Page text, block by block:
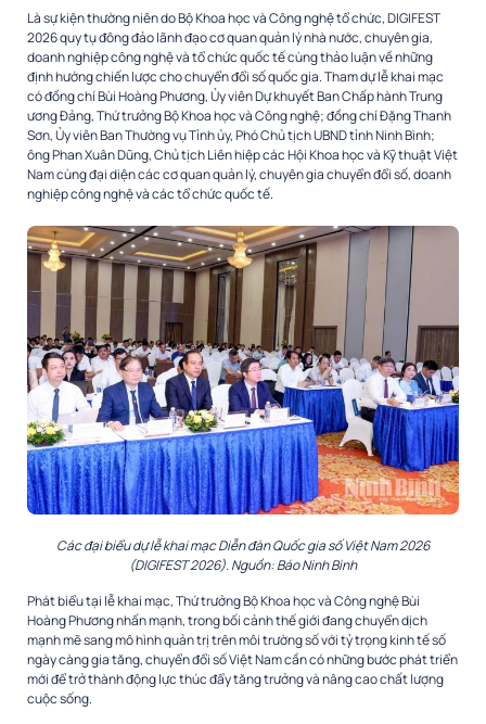
Là sự kiện thường niên do Bộ Khoa học và Công nghệ tổ chức, DIGIFEST
2026 quy tụ đông đảo lãnh đạo cơ quan quản lý nhà nước, chuyên gia,
doanh nghiệp công nghệ và tổ chức quốc tế cùng thảo luận về những
định hướng chiến lược cho chuyển đổi số quốc gia. Tham dự lễ khai mạc
có đồng chí Bùi Hoàng Phương, Ủy viên Dự khuyết Ban Chấp hành Trung
ương Đảng, Thứ trưởng Bộ Khoa học và Công nghệ; đồng chí Đặng Thanh
Sơn, Ủy viên Ban Thường vụ Tỉnh ủy, Phó Chủ tịch UBND tỉnh Ninh Bình;
ông Phan Xuân Dũng, Chủ tịch Liên hiệp các Hội Khoa học và Kỹ thuật Việt
Nam cùng đại diện các cơ quan quản lý, chuyên gia chuyển đổi số, doanh
nghiệp công nghệ và các tổ chức quốc tế.
Các đại biểu dự lễ khai mạc Diễn đàn Quốc gia số Việt Nam 2026
(DIGIFEST 2026). Nguồn: Báo Ninh Bình
Phát biểu tại lễ khai mạc, Thứ trưởng Bộ Khoa học và Công nghệ Bùi
Hoàng Phương nhấn mạnh, trong bối cảnh thế giới đang chuyển dịch
mạnh mẽ sang mô hình quản trị trên môi trường số với tỷ trọng kinh tế số
ngày càng gia tăng, chuyển đổi số Việt Nam cần có những bước phát triển
mới để trở thành động lực thúc đẩy tăng trưởng và nâng cao chất lượng
cuộc sống.